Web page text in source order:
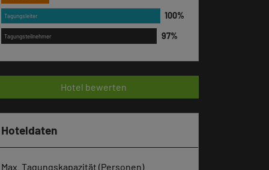
Tagungsleiter
Tagungsteilnehmer
Hotel bewerten
Hoteldaten
Max. Tagungskapazität (Personen)